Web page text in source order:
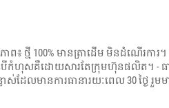
ព៖ ថ្មី 100% មានត្រាដើម មិនដំណើរកា
សិនបើកំហុសគឺដោយសារតែក្រុមហ៊ុនផលិត។ - ធ
ស់ដែលមានការធានារយៈពេល 30 ថ្ងៃ រួមម